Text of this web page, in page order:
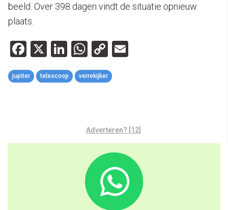
beeld. Over 398 dagen vindt de situatie opnieuw
plaats.
Facebook
X LinkedIn
WhatsApp
Copy
jupiter telescoop verrekijker
Adverteren? [12]